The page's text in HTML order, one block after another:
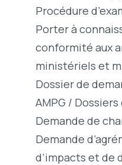
Procédure
Porter à
conformité aux
ministériels et
Dossier de
AMPG /
Demande de
Demande
d’impacts et de